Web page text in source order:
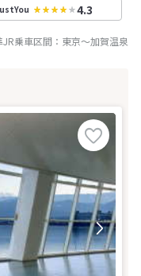
4.3
乗車区間： 東京～加賀温泉